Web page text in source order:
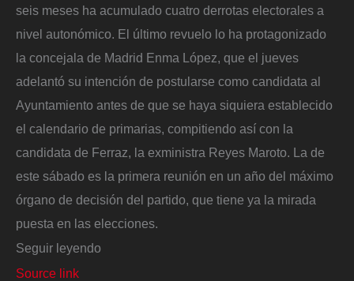
seis meses ha acumulado cuatro derrotas electorales a
nivel autonómico. El último revuelo lo ha protagonizado
la concejala de Madrid Enma López, que el jueves
adelantó su intención de postularse como candidata al
Ayuntamiento antes de que se haya siquiera establecido
el calendario de primarias, compitiendo así con la
candidata de Ferraz, la exministra Reyes Maroto. La de
este sábado es la primera reunión en un año del máximo
órgano de decisión del partido, que tiene ya la mirada
puesta en las elecciones.
Seguir leyendo
Source link